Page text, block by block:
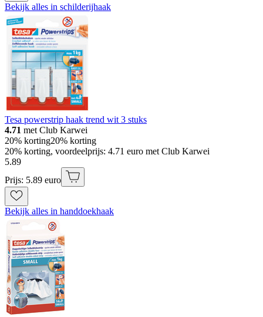
Bekijk alles in schilderijhaak
Tesa powerstrip haak trend wit 3 stuks
4.71 met Club Karwei
20% korting20% korting
20% korting, voordeelprijs: 4.71 euro met Club Karwei
5.89
Prijs: 5.89 euro
Bekijk alles in handdoekhaak